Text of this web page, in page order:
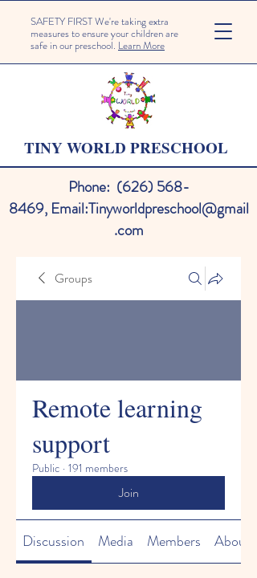
SAFETY FIRST We're taking extra
measures to ensure your children are
safe in our preschool. Learn More
TINY WORLD PRESCHOOL
Phone: (626) 568-
8469, Email:Tinyworldpreschool@gmail
.com
Groups
Remote learning
support
Public · 191 members
Join
Discussion Media Members About